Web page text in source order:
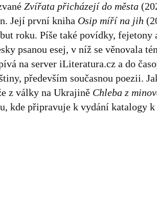
Zvířata přicházejí do města
Její první kniha Osip míří na jih
roku. Píše také povídky, fejetony
psanou esej, v níž se věnovala
na server iLiteratura.cz a do
především současnou poezii.
z války na Ukrajině Chleba z
kde připravuje k vydání katalogy